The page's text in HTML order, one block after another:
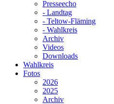
Presseecho
- Landtag
- Teltow-Fläming
- Wahlkreis
Archiv
Videos
Downloads
Wahlkreis
Fotos
2026
2025
Archiv